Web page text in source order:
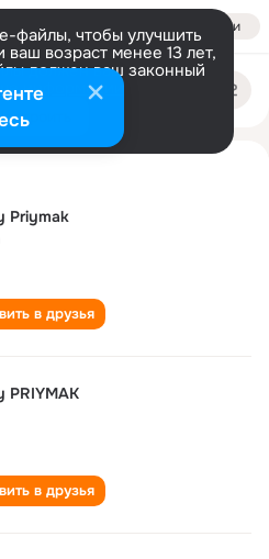
Войти
файлы, чтобы улучшить
ваш возраст менее 13 лет,
должен ваш законный
информации
Priymak
в друзья
PRIYMAK
в друзья